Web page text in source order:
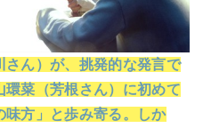
ん）が、挑発的な発言で
菜（芳根さん）に初めて
味方」と歩み寄る。しか